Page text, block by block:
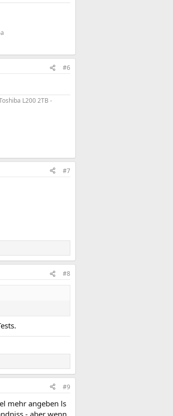
#6
L200 2TB -
#7
#8
#9
mehr angeben ls
- aber wenn